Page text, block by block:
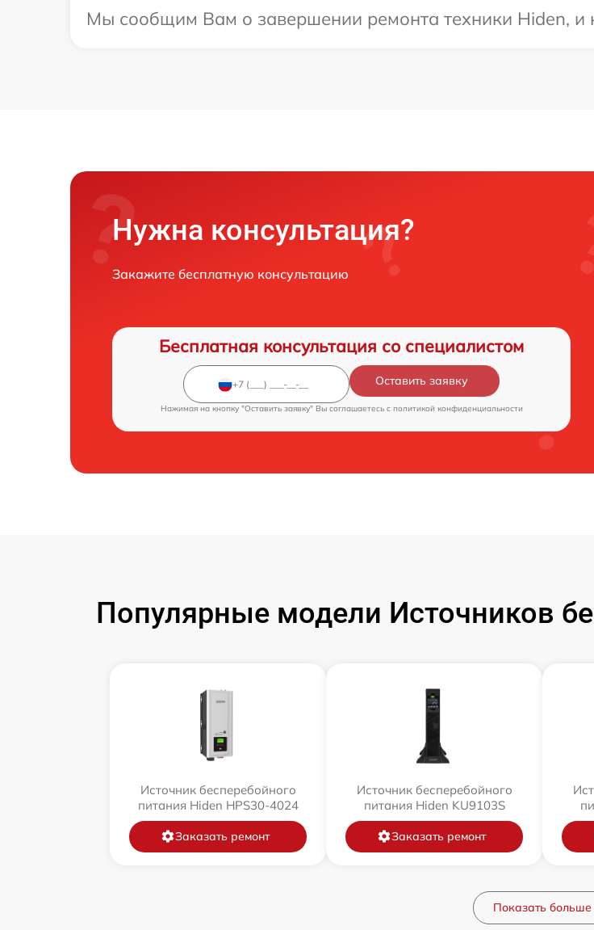
Мы сообщим Вам о завершении ремонта техники Hiden, и
Нужна консультация?
Закажите бесплатную консультацию
Бесплатная консультация со специалистом
Оставить заявку
Нажимая на кнопку "Оставить заявку" Вы соглашаетесь c политикой конфиденциальности
Популярные модели Источников
Источник бесперебойного
питания Hiden HPS30-4024
Заказать ремонт
Источник бесперебойного
питания Hiden KU9103S
Заказать ремонт
Показать больше